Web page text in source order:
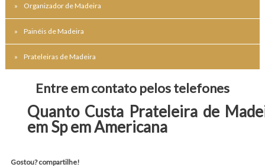
Organizador de Madeira
Painéis de Madeira
Prateleiras de Madeira
Entre em contato pelos telefones
Quanto Custa Prateleira de
em Sp em Americana
Gostou? compartilhe!